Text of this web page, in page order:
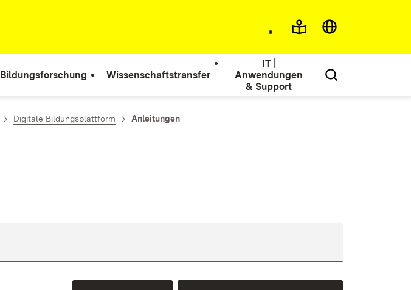
Bildungsforschung Wissenschaftstransfer
IT |
Anwendungen
& Support
Digitale Bildungsplattform Anleitungen